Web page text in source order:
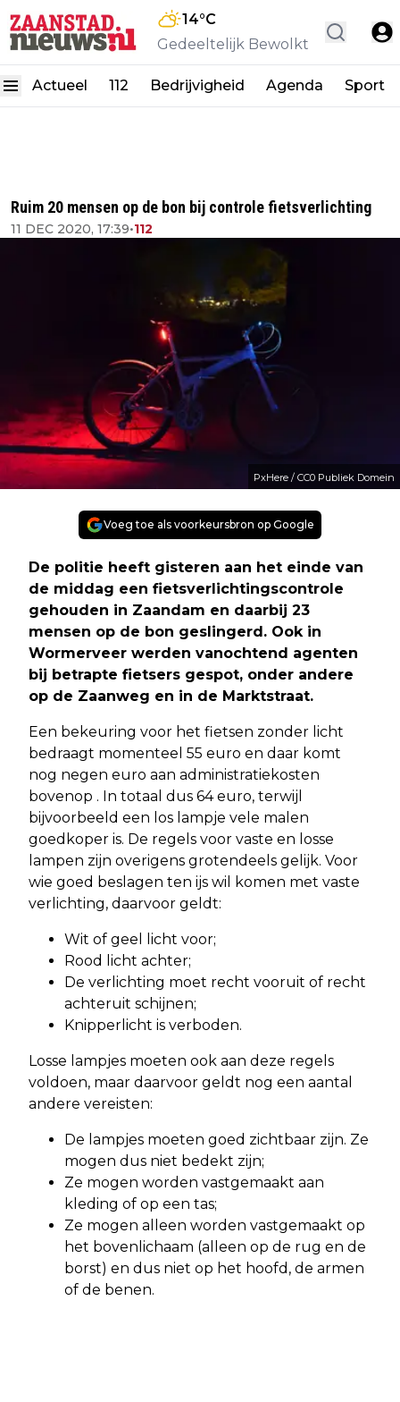
14°C
Gedeeltelijk Bewolkt
Actueel 112 Bedrijvigheid Agenda Sport
Ruim 20 mensen op de bon bij controle fietsverlichting
11 DEC 2020, 17:39•112
PxHere / CC0 Publiek Domein
Voeg toe als voorkeursbron op Google
De politie heeft gisteren aan het einde van
de middag een fietsverlichtingscontrole
gehouden in Zaandam en daarbij 23
mensen op de bon geslingerd. Ook in
Wormerveer werden vanochtend agenten
bij betrapte fietsers gespot, onder andere
op de Zaanweg en in de Marktstraat.
Een bekeuring voor het fietsen zonder licht
bedraagt momenteel 55 euro en daar komt
nog negen euro aan administratiekosten
bovenop . In totaal dus 64 euro, terwijl
bijvoorbeeld een los lampje vele malen
goedkoper is. De regels voor vaste en losse
lampen zijn overigens grotendeels gelijk. Voor
wie goed beslagen ten ijs wil komen met vaste
verlichting, daarvoor geldt:
Wit of geel licht voor;
Rood licht achter;
De verlichting moet recht vooruit of recht
achteruit schijnen;
Knipperlicht is verboden.
Losse lampjes moeten ook aan deze regels
voldoen, maar daarvoor geldt nog een aantal
andere vereisten:
De lampjes moeten goed zichtbaar zijn. Ze
mogen dus niet bedekt zijn;
Ze mogen worden vastgemaakt aan
kleding of op een tas;
Ze mogen alleen worden vastgemaakt op
het bovenlichaam (alleen op de rug en de
borst) en dus niet op het hoofd, de armen
of de benen.